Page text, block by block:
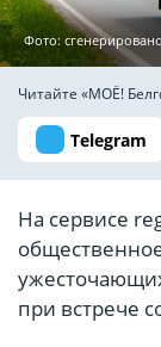
Фото:
Читайте «МОЁ!
Telegram
На сервисе
при встрече